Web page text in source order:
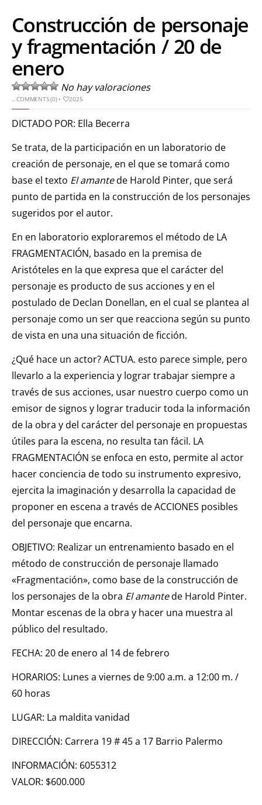
Construcción de personaje
y fragmentación / 20 de
enero
No hay valoraciones
..COMMENTS (0)• 2025
DICTADO POR: Ella Becerra
Se trata, de la participación en un laboratorio de
creación de personaje, en el que se tomará como
base el texto El amantede Harold Pinter, que será
punto de partida en la construcción de los personajes
sugeridos por el autor.
En en laboratorio exploraremos el método de LA
FRAGMENTACIÓN, basado en la premisa de
Aristóteles en la que expresa que el carácter del
personaje es producto de sus acciones y en el
postulado de Declan Donellan, en el cual se plantea al
personaje como un ser que reacciona según su punto
de vista en una una situación de ficción.
¿Qué hace un actor? ACTUA. esto parece simple, pero
llevarlo a la experiencia y lograr trabajar siempre a
través de sus acciones, usar nuestro cuerpo como un
emisor de signos y lograr traducir toda la información
de la obra y del carácter del personaje en propuestas
útiles para la escena, no resulta tan fácil. LA
FRAGMENTACIÓN se enfoca en esto, permite al actor
hacer conciencia de todo su instrumento expresivo,
ejercita la imaginación y desarrolla la capacidad de
proponer en escena a través de ACCIONES posibles
del personaje que encarna.
OBJETIVO: Realizar un entrenamiento basado en el
método de construcción de personaje llamado
«Fragmentación», como base de la construcción de
los personajes de la obra El amantede Harold Pinter.
Montar escenas de la obra y hacer una muestra al
público del resultado.
FECHA: 20 de enero al 14 de febrero
HORARIOS: Lunes a viernes de 9:00 a.m. a 12:00 m. /
60 horas
LUGAR: La maldita vanidad
DIRECCIÓN: Carrera 19 # 45 a 17 Barrio Palermo
INFORMACIÓN: 6055312
VALOR: $600.000